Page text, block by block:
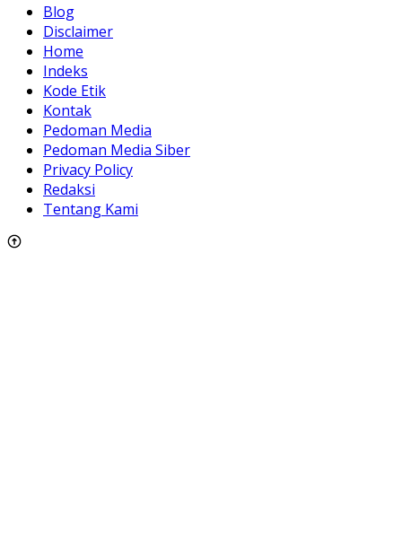
Blog
Disclaimer
Home
Indeks
Kode Etik
Kontak
Pedoman Media
Pedoman Media Siber
Privacy Policy
Redaksi
Tentang Kami